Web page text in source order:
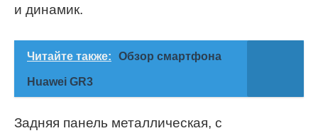
и динамик.
Читайте также: Обзор смартфона
Huawei GR3
Задняя панель металлическая, с